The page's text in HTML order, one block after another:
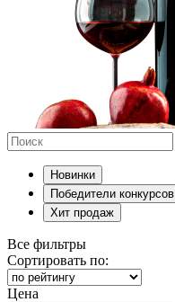
Новинки
Победители конкурсов
Хит продаж
Все фильтры
Сортировать по:
Цена